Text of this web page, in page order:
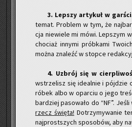
​3. Lep­szy ar­ty­kuł w
temat. Pro­blem w tym, że
cja nie­wie­le mi mówi. Lep­szym
cho­ciaż in­ny­mi prób­ka­mi
można zna­leźć w stop­ce
4. Uzbrój się w
wstrze­lisz się ide­al­nie i pój­dzie
ró­bek albo w opar­ciu o jego
bar­dziej pa­so­wa­ło do “NF”.
rzecz świę­ta! Do­trzy­my­wa­nie
naj­prost­szych spo­so­bów, aby